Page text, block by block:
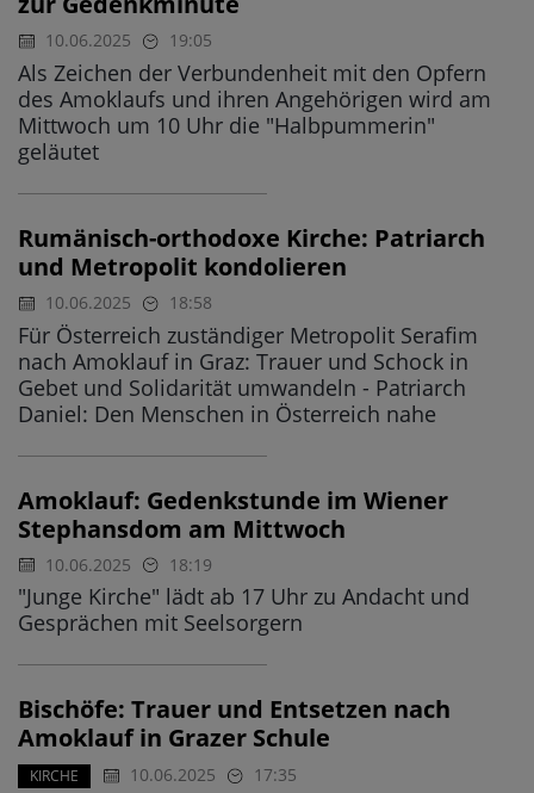
10.06.2025 19:05
Als Zeichen der Verbundenheit mit den Opfern
des Amoklaufs und ihren Angehörigen wird am
Mittwoch um 10 Uhr die "Halbpummerin"
geläutet
Rumänisch-orthodoxe Kirche: Patriarch
und Metropolit kondolieren
10.06.2025 18:58
Für Österreich zuständiger Metropolit Serafim
nach Amoklauf in Graz: Trauer und Schock in
Gebet und Solidarität umwandeln - Patriarch
Daniel: Den Menschen in Österreich nahe
Amoklauf: Gedenkstunde im Wiener
Stephansdom am Mittwoch
10.06.2025 18:19
"Junge Kirche" lädt ab 17 Uhr zu Andacht und
Gesprächen mit Seelsorgern
Bischöfe: Trauer und Entsetzen nach
Amoklauf in Grazer Schule
KIRCHE 10.06.2025 17:35